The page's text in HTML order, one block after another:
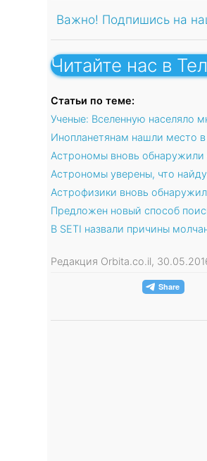
Важно! Подпишись на
Читайте нас в
Статьи по теме:
Ученые: Вселенную населяло
Инопланетянам нашли место
Астрономы вновь обнаружили
Астрономы уверены, что
Астрофизики вновь
Предложен новый способ
В SETI назвали причины
Редакция Orbita.co.il,